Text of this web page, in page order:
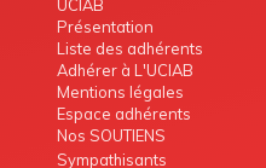
UCIAB
Présentation
Liste des adhérents
Adhérer à L'UCIAB
Mentions légales
Espace adhérents
Nos SOUTIENS
Sympathisants